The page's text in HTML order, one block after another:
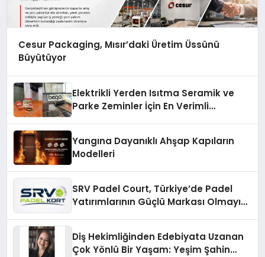
Cesur Packaging, Mısır’daki Üretim Üssünü
Büyütüyor
Elektrikli Yerden Isıtma Seramik ve
Parke Zeminler İçin En Verimli
Yangına Dayanıklı Ahşap Kapıların
Modelleri
SRV Padel Court, Türkiye’de Padel
Yatırımlarının Güçlü Markası Olmayı
Diş Hekimliğinden Edebiyata Uzanan
Çok Yönlü Bir Yaşam: Yeşim Şahin